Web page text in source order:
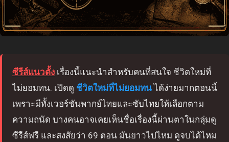
ซีรีส์แนวตั้ง เรื่องนี้แนะนำสำหรับคนที่สนใจ ชีวิตใหม่ที่
ไม่ยอมทน. เปิดดู ชีวิตใหม่ที่ไม่ยอมทนได้ง่ายมากตอนนี้
เพราะมีทั้งเวอร์ชันพากย์ไทยและซับไทยให้เลือกตาม
ความถนัด บางคนอาจเคยเห็นชื่อเรื่องนี้ผ่านตาในกลุ่มดู
ซีรีส์ฟรี และสงสัยว่า 69 ตอน มันยาวไปไหม ดูจบได้ไหม